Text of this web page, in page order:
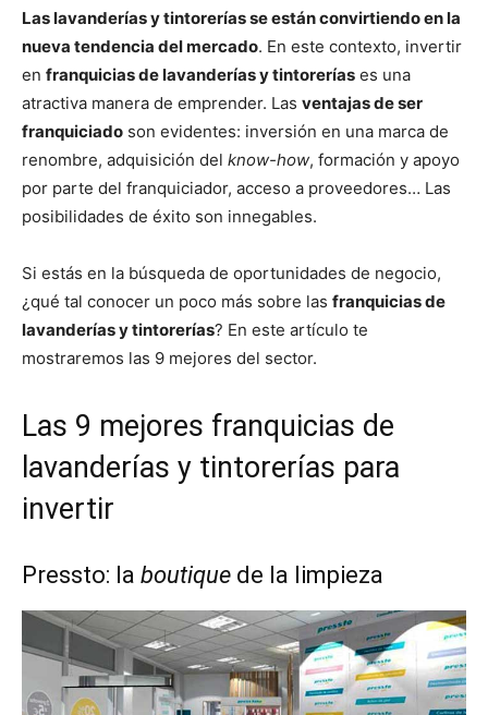
Las lavanderías y tintorerías se están convirtiendo en la
nueva tendencia del mercado. En este contexto, invertir
en franquicias de lavanderías y tintorerías es una
atractiva manera de emprender. Las ventajas de ser
franquiciado son evidentes: inversión en una marca de
renombre, adquisición del know-how, formación y apoyo
por parte del franquiciador, acceso a proveedores… Las
posibilidades de éxito son innegables.
Si estás en la búsqueda de oportunidades de negocio,
¿qué tal conocer un poco más sobre las franquicias de
lavanderías y tintorerías? En este artículo te
mostraremos las 9 mejores del sector.
Las 9 mejores franquicias de
lavanderías y tintorerías para
invertir
Pressto: la boutique de la limpieza